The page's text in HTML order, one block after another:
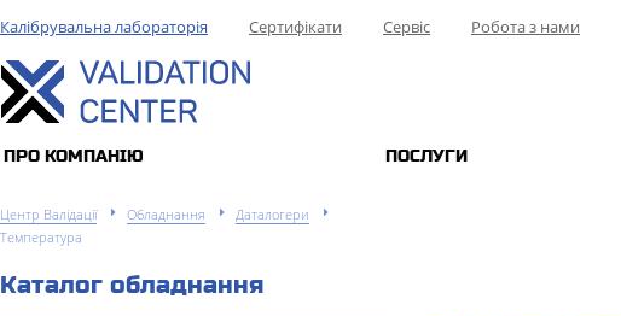
Калібрувальна лабораторія Сертифікати Сервіс Робота з нами
ПРО КОМПАНIЮ ПОСЛУГИ
Центр Валідації Обладнання
Даталогери
Температура
Каталог обладнання